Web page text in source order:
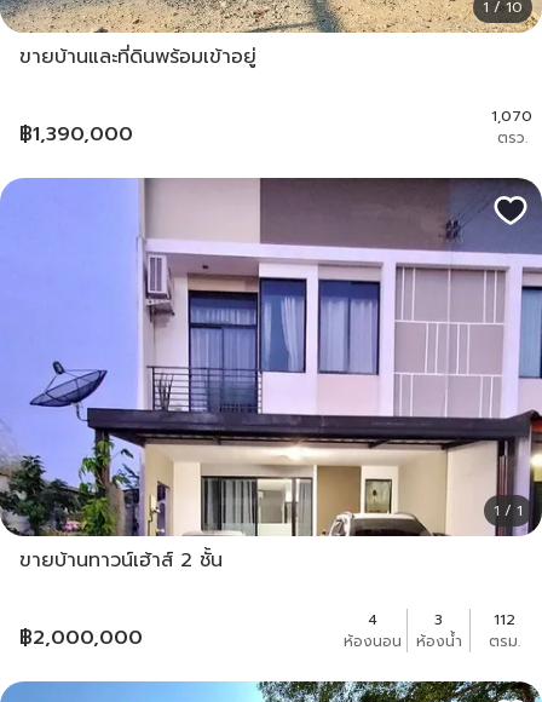
1 / 10
ขายบ้านและที่ดินพร้อมเข้าอยู่
฿1,390,000
1,070
ตรว.
1 / 1
ขายบ้านทาวน์เฮ้าส์ 2 ชั้น
฿2,000,000
4
ห้องนอน
3
ห้องน้ำ
112
ตรม.